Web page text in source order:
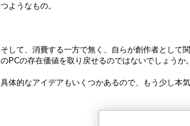
つようなもの。
そして、消費する一方で無く、自らが創作者として
のPCの存在価値を取り戻せるのではないでしょうか。
具体的なアイデアもいくつかあるので、もう少し本